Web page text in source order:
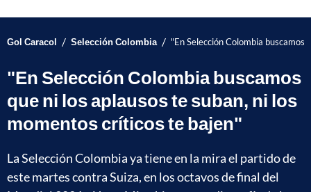
Gol Caracol / Selección Colombia / "En Selección Colombia
"En Selección Colombia buscamos
que ni los aplausos te suban, ni los
momentos críticos te bajen"
La Selección Colombia ya tiene en la mira el partido de
este martes contra Suiza, en los octavos de final del